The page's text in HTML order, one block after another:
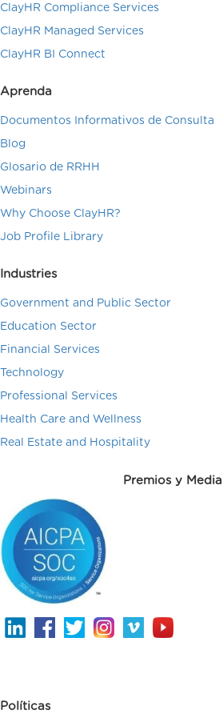
ClayHR Compliance Services
ClayHR Managed Services
ClayHR BI Connect
Aprenda
Documentos Informativos de Consulta
Blog
Glosario de RRHH
Webinars
Why Choose ClayHR?
Job Profile Library
Industries
Government and Public Sector
Education Sector
Financial Services
Technology
Professional Services
Health Care and Wellness
Real Estate and Hospitality
Premios y Media
Políticas